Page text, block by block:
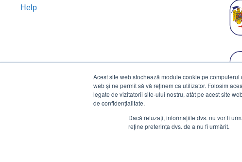
Acest site web stochează module cookie pe
web și ne permit să vă reținem ca utilizator. Folosim
legate de vizitatorii site-ului nostru, atât pe acest site
de confidențialitate.
Dacă refuzați, informațiile dvs. nu vor fi
reține preferința dvs. de a nu fi urmărit.
Help